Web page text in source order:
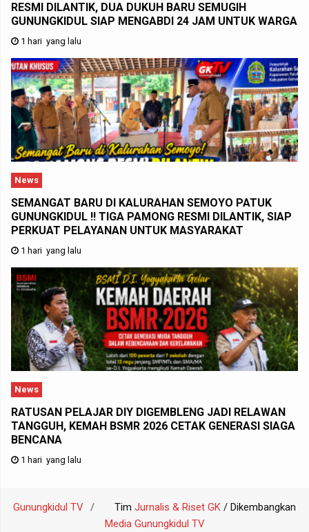
RESMI DILANTIK, DUA DUKUH BARU SEMUGIH
GUNUNGKIDUL SIAP MENGABDI 24 JAM UNTUK WARGA
1 hari yang lalu
News
SEMANGAT BARU DI KALURAHAN SEMOYO PATUK
GUNUNGKIDUL !! TIGA PAMONG RESMI DILANTIK, SIAP
PERKUAT PELAYANAN UNTUK MASYARAKAT
1 hari yang lalu
News
RATUSAN PELAJAR DIY DIGEMBLENG JADI RELAWAN
TANGGUH, KEMAH BSMR 2026 CETAK GENERASI SIAGA
BENCANA
1 hari yang lalu
Gunungkidul TV Tim Jurnalis & Riset GK / Dikembangkan
Media Gunungkidul TV